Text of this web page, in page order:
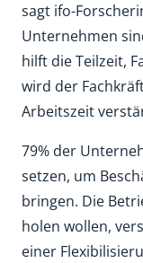
sagt ifo-
Unternehmen
hilft die Teilzeit,
wird der
Arbeitszeit
79% der
setzen, um
bringen. Die
holen wollen,
einer